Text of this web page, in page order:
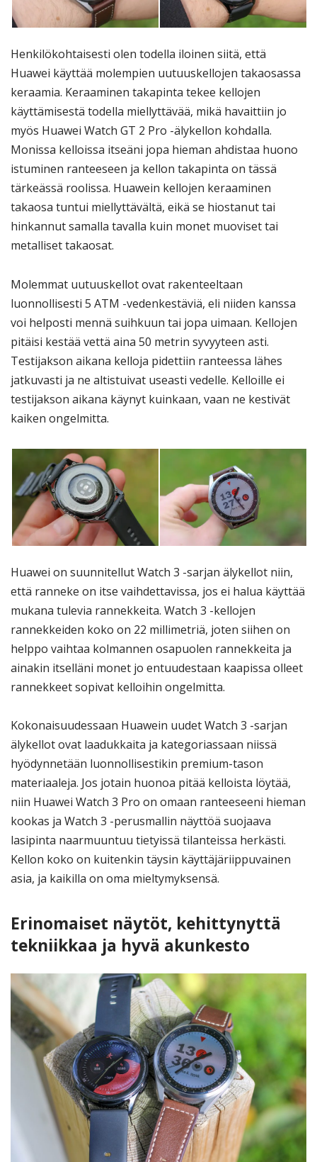
Henkilökohtaisesti olen todella iloinen siitä, että
Huawei käyttää molempien uutuuskellojen takaosassa
keraamia. Keraaminen takapinta tekee kellojen
käyttämisestä todella miellyttävää, mikä havaittiin jo
myös Huawei Watch GT 2 Pro -älykellon kohdalla.
Monissa kelloissa itseäni jopa hieman ahdistaa huono
istuminen ranteeseen ja kellon takapinta on tässä
tärkeässä roolissa. Huawein kellojen keraaminen
takaosa tuntui miellyttävältä, eikä se hiostanut tai
hinkannut samalla tavalla kuin monet muoviset tai
metalliset takaosat.
Molemmat uutuuskellot ovat rakenteeltaan
luonnollisesti 5 ATM -vedenkestäviä, eli niiden kanssa
voi helposti mennä suihkuun tai jopa uimaan. Kellojen
pitäisi kestää vettä aina 50 metrin syvyyteen asti.
Testijakson aikana kelloja pidettiin ranteessa lähes
jatkuvasti ja ne altistuivat useasti vedelle. Kelloille ei
testijakson aikana käynyt kuinkaan, vaan ne kestivät
kaiken ongelmitta.
Huawei on suunnitellut Watch 3 -sarjan älykellot niin,
että ranneke on itse vaihdettavissa, jos ei halua käyttää
mukana tulevia rannekkeita. Watch 3 -kellojen
rannekkeiden koko on 22 millimetriä, joten siihen on
helppo vaihtaa kolmannen osapuolen rannekkeita ja
ainakin itselläni monet jo entuudestaan kaapissa olleet
rannekkeet sopivat kelloihin ongelmitta.
Kokonaisuudessaan Huawein uudet Watch 3 -sarjan
älykellot ovat laadukkaita ja kategoriassaan niissä
hyödynnetään luonnollisestikin premium-tason
materiaaleja. Jos jotain huonoa pitää kelloista löytää,
niin Huawei Watch 3 Pro on omaan ranteeseeni hieman
kookas ja Watch 3 -perusmallin näyttöä suojaava
lasipinta naarmuuntuu tietyissä tilanteissa herkästi.
Kellon koko on kuitenkin täysin käyttäjäriippuvainen
asia, ja kaikilla on oma mieltymyksensä.
Erinomaiset näytöt, kehittynyttä
tekniikkaa ja hyvä akunkesto